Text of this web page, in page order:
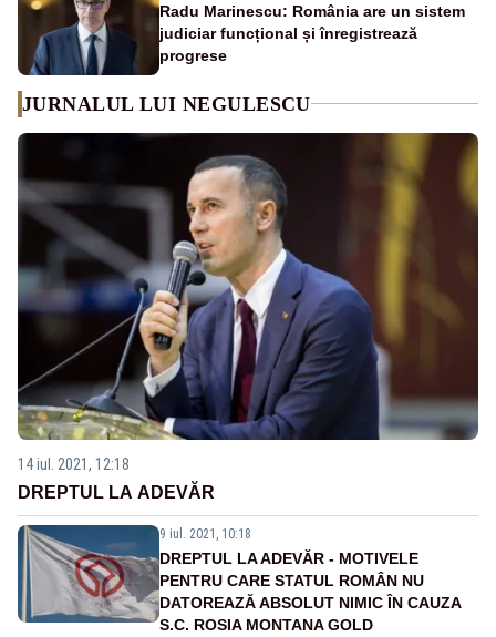
Radu Marinescu: România are un sistem
judiciar funcțional și înregistrează
progrese
JURNALUL LUI NEGULESCU
14 iul. 2021, 12:18
DREPTUL LA ADEVĂR
9 iul. 2021, 10:18
DREPTUL LA ADEVĂR - MOTIVELE
PENTRU CARE STATUL ROMÂN NU
DATOREAZĂ ABSOLUT NIMIC ÎN CAUZA
S.C. ROSIA MONTANA GOLD